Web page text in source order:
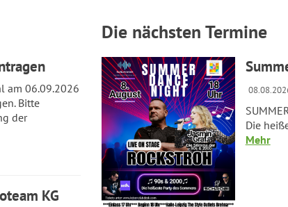
am 06.09.2026
Bitte
der
KG
Die nächsten Termine
Die
Mehr